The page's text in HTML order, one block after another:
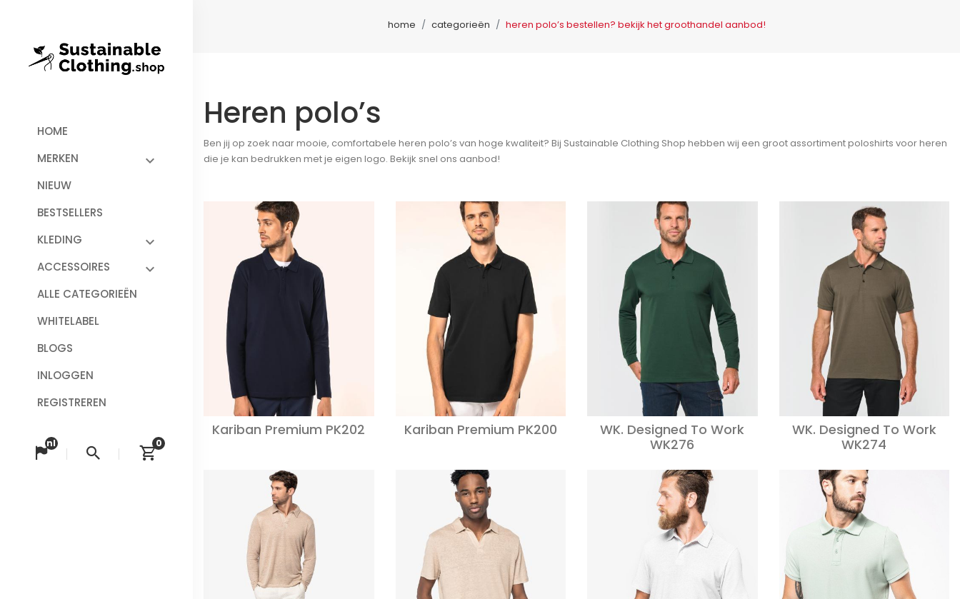
HOME
MERKEN
NIEUW
BESTSELLERS
KLEDING
ACCESSOIRES
ALLE CATEGORIEËN
WHITELABEL
BLOGS
INLOGGEN
REGISTREREN
Taal veranderen
nl ZoekenWinkelwagen bekijken
0
home categorieën heren polo’s bestellen? bekijk het groothandel aanbod!
Heren polo’s
Ben jij op zoek naar mooie, comfortabele heren polo’s van hoge kwaliteit? Bij Sustainable Clothing Shop hebben wij een groot assortiment poloshirts voor heren
die je kan bedrukken met je eigen logo. Bekijk snel ons aanbod!
Kariban Premium PK202 Kariban Premium PK200
WK. Designed To Work
WK276
WK. Designed To Work
WK274